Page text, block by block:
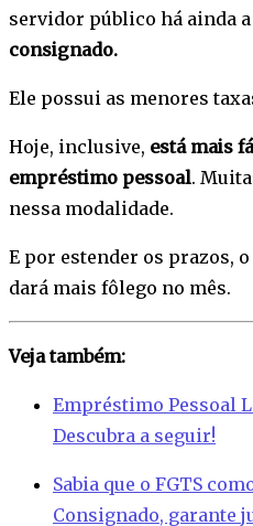
servidor público há ainda a
consignado.
Ele possui as menores
Hoje, inclusive, está mais
empréstimo pessoal.
nessa modalidade.
E por estender os prazos, o
dará mais fôlego no mês.
Veja também:
Empréstimo Pessoal
Descubra a seguir!
Sabia que o FGTS
Consignado, garante